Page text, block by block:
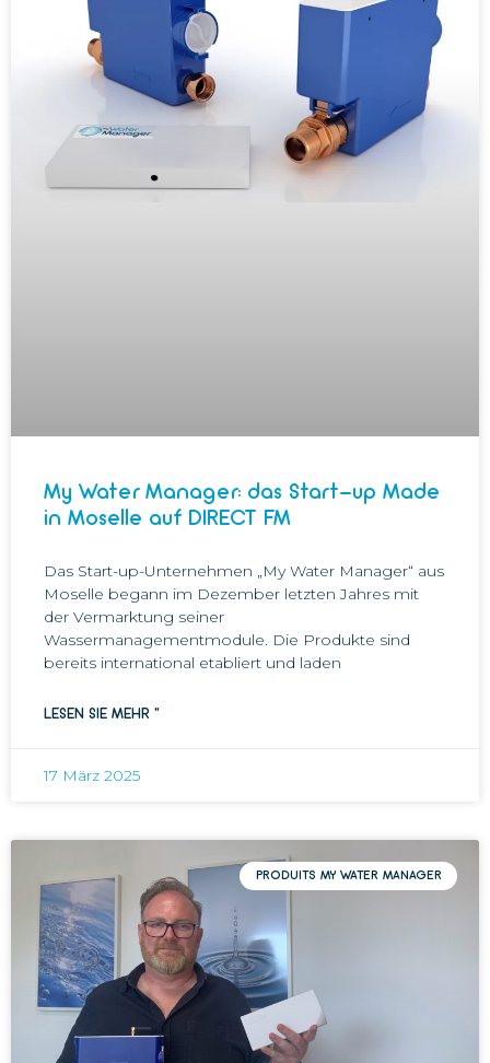
My Water Manager: das Start-up Made
in Moselle auf DIRECT FM
Das Start-up-Unternehmen „My Water Manager“ aus
Moselle begann im Dezember letzten Jahres mit
der Vermarktung seiner
Wassermanagementmodule. Die Produkte sind
bereits international etabliert und laden
LESEN SIE MEHR "
17 März 2025
PRODUITS MY WATER MANAGER